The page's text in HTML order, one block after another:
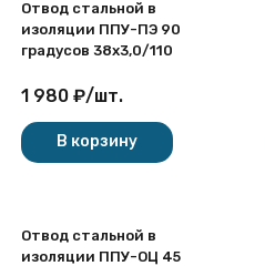
Отвод стальной в
изоляции ППУ-ПЭ 90
градусов 38х3,0/110
1 980 ₽/шт.
В корзину
Отвод стальной в
изоляции ППУ-ОЦ 45